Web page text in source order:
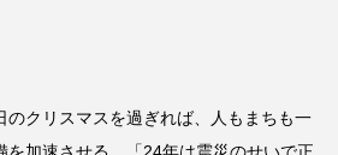
のクリスマスを過ぎれば、人もまちも一